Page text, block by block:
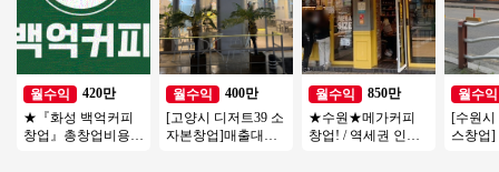
월수익
420만
★『화성 백억커피
창업』총창업비용 1
월수익
400만
[고양시 디저트39 소
자본창업]매출대비
월수익
850만
★수원★메가커피
창업! / 역세권 인근
월수익
[수원시
스창업]